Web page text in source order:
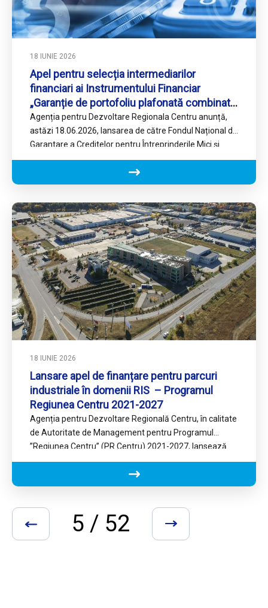
18 IUNIE 2026
Apel pentru selecția intermediarilor
financiari ai Instrumentului Financiar
„Garanție de portofoliu plafonată combinată
cu grant într-o operațiune unică” în cadrul
Programului Regiunea Centru 2021-2027
Agenția pentru Dezvoltare Regionala Centru anunță,
astăzi 18.06.2026, lansarea de către Fondul Național de
Garantare a Creditelor pentru Întreprinderile Mici și
Mijlocii SA – IFN…
18 IUNIE 2026
Lansare apel de finanțare pentru parcuri
industriale în domenii RIS – Programul
Regiunea Centru 2021-2027
Agenția pentru Dezvoltare Regională Centru, în calitate
de Autoritate de Management pentru Programul
”Regiunea Centru” (PR Centru) 2021-2027, lansează
apelul prin care spijină realizarea de…
5 / 52
« »